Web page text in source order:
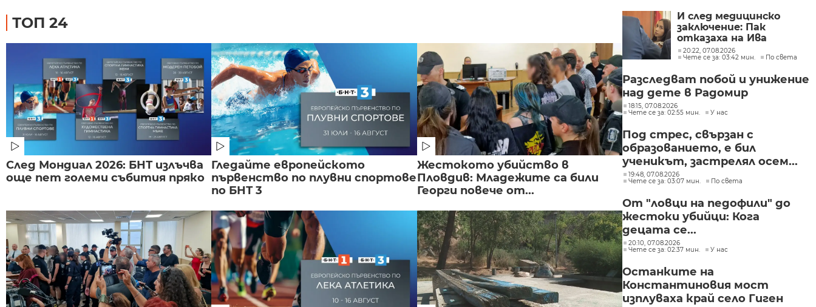
ТОП 24
След Мондиал 2026: БНТ излъчва
още пет големи събития пряко
Гледайте европейското
първенство по плувни спортове
по БНТ 3
Жестокото убийство в
Пловдив: Младежите са били
Георги повече от...
И след медицинско
заключение: Пак
отказаха на Ива
Михайлова да се лекува
в България
20:22, 07.08.2026
Чете се за: 03:42 мин.
По света
Разследват побой и унижение
над дете в Радомир
18:15, 07.08.2026
Чете се за: 02:55 мин.
У нас
Под стрес, свързан с
образованието, е бил
ученикът, застрелял осем...
19:48, 07.08.2026
Чете се за: 03:07 мин.
По света
От "ловци на педофили" до
жестоки убийци: Кога
децата се...
20:10, 07.08.2026
Чете се за: 02:37 мин.
У нас
Останките на
Константиновия мост
изплуваха край село Гиген